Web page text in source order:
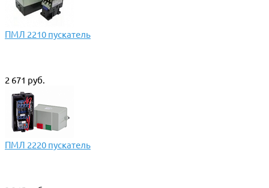
ПМЛ 2210 пускатель
2 671 руб.
ПМЛ 2220 пускатель